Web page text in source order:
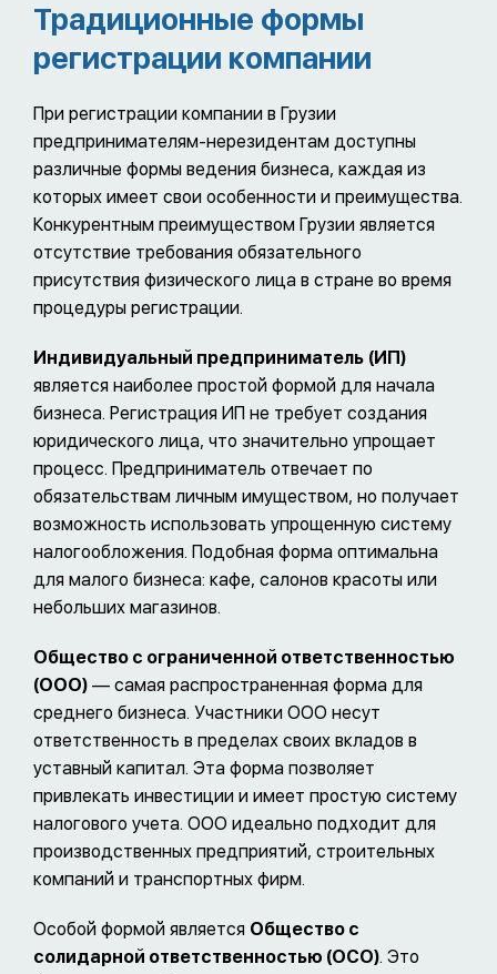
Традиционные формы
регистрации компании
При регистрации компании в Грузии
предпринимателям-нерезидентам доступны
различные формы ведения бизнеса, каждая из
которых имеет свои особенности и преимущества.
Конкурентным преимуществом Грузии является
отсутствие требования обязательного
присутствия физического лица в стране во время
процедуры регистрации.
Индивидуальный предприниматель (ИП)
является наиболее простой формой для начала
бизнеса. Регистрация ИП не требует создания
юридического лица, что значительно упрощает
процесс. Предприниматель отвечает по
обязательствам личным имуществом, но получает
возможность использовать упрощенную систему
налогообложения. Подобная форма оптимальна
для малого бизнеса: кафе, салонов красоты или
небольших магазинов.
Общество с ограниченной ответственностью
(ООО) — самая распространенная форма для
среднего бизнеса. Участники ООО несут
ответственность в пределах своих вкладов в
уставный капитал. Эта форма позволяет
привлекать инвестиции и имеет простую систему
налогового учета. ООО идеально подходит для
производственных предприятий, строительных
компаний и транспортных фирм.
Особой формой является Общество с
солидарной ответственностью (ОСО). Это